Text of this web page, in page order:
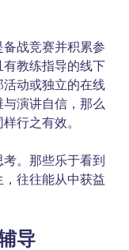
战竞赛并积累参
教练指导的线下
动或独立的在线
演讲自信，那么
行之有效。
。那些乐于看到
往往能从中获益
导